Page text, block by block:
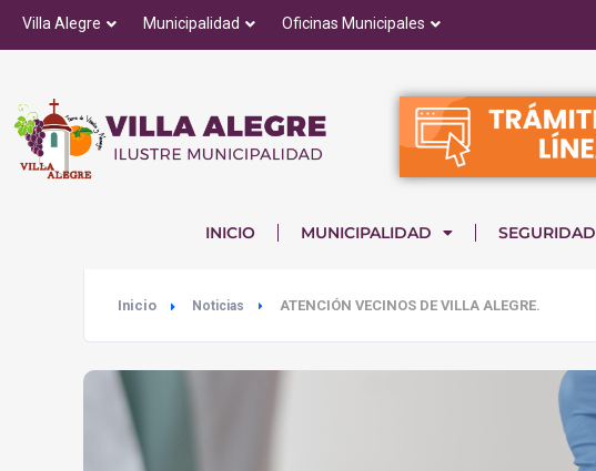
Villa Alegre Municipalidad Oficinas Municipales
INICIO MUNICIPALIDAD SEGURIDAD
Inicio Noticias ATENCIÓN VECINOS DE VILLA ALEGRE.